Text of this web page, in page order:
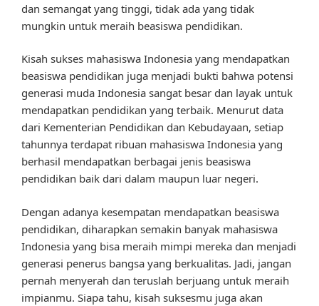
dan semangat yang tinggi, tidak ada yang tidak
mungkin untuk meraih beasiswa pendidikan.
Kisah sukses mahasiswa Indonesia yang mendapatkan
beasiswa pendidikan juga menjadi bukti bahwa potensi
generasi muda Indonesia sangat besar dan layak untuk
mendapatkan pendidikan yang terbaik. Menurut data
dari Kementerian Pendidikan dan Kebudayaan, setiap
tahunnya terdapat ribuan mahasiswa Indonesia yang
berhasil mendapatkan berbagai jenis beasiswa
pendidikan baik dari dalam maupun luar negeri.
Dengan adanya kesempatan mendapatkan beasiswa
pendidikan, diharapkan semakin banyak mahasiswa
Indonesia yang bisa meraih mimpi mereka dan menjadi
generasi penerus bangsa yang berkualitas. Jadi, jangan
pernah menyerah dan teruslah berjuang untuk meraih
impianmu. Siapa tahu, kisah suksesmu juga akan